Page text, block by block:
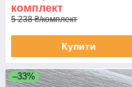
комплект
5 238 ₴/комплект
Купити
–33%